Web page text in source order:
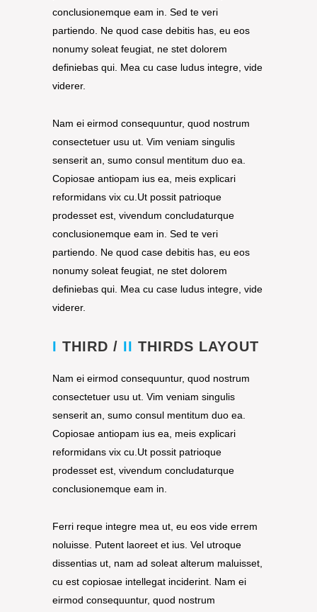
conclusionemque eam in. Sed te veri
partiendo. Ne quod case debitis has, eu eos
nonumy soleat feugiat, ne stet dolorem
definiebas qui. Mea cu case ludus integre, vide
viderer.
Nam ei eirmod consequuntur, quod nostrum
consectetuer usu ut. Vim veniam singulis
senserit an, sumo consul mentitum duo ea.
Copiosae antiopam ius ea, meis explicari
reformidans vix cu.Ut possit patrioque
prodesset est, vivendum concludaturque
conclusionemque eam in. Sed te veri
partiendo. Ne quod case debitis has, eu eos
nonumy soleat feugiat, ne stet dolorem
definiebas qui. Mea cu case ludus integre, vide
viderer.
I THIRD / II THIRDS LAYOUT
Nam ei eirmod consequuntur, quod nostrum
consectetuer usu ut. Vim veniam singulis
senserit an, sumo consul mentitum duo ea.
Copiosae antiopam ius ea, meis explicari
reformidans vix cu.Ut possit patrioque
prodesset est, vivendum concludaturque
conclusionemque eam in.
Ferri reque integre mea ut, eu eos vide errem
noluisse. Putent laoreet et ius. Vel utroque
dissentias ut, nam ad soleat alterum maluisset,
cu est copiosae intellegat inciderint. Nam ei
eirmod consequuntur, quod nostrum